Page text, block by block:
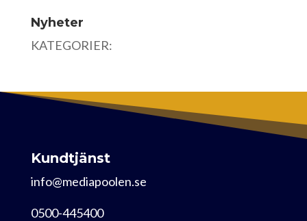
Nyheter
KATEGORIER:
Kundtjänst
info@mediapoolen.se
0500-445400